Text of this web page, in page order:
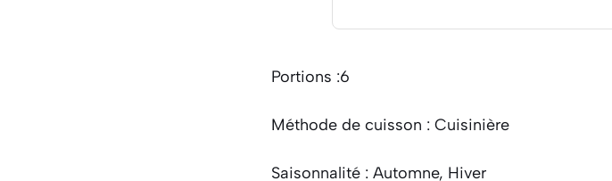
Portions :6
Méthode de cuisson : Cuisinière
Saisonnalité : Automne, Hiver